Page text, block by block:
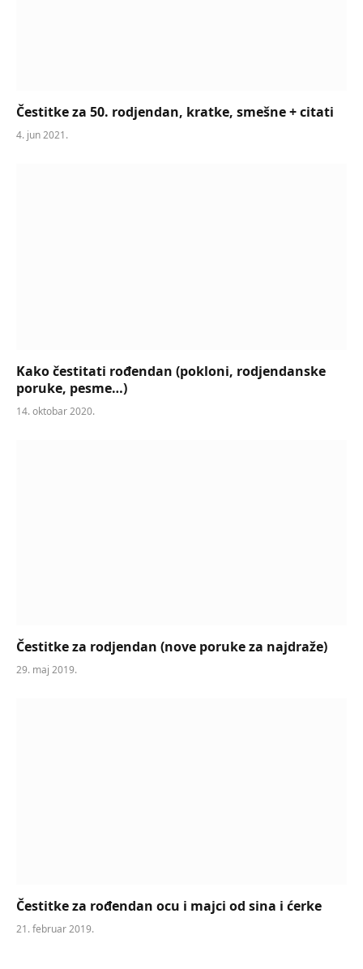
Čestitke za 50. rodjendan, kratke, smešne + citati
4. jun 2021.
Kako čestitati rođendan (pokloni, rodjendanske
poruke, pesme…)
14. oktobar 2020.
Čestitke za rodjendan (nove poruke za najdraže)
29. maj 2019.
Čestitke za rođendan ocu i majci od sina i ćerke
21. februar 2019.